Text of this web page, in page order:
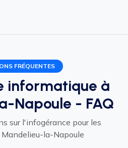
FRÉQUENTES
informatique à
Napoule - FAQ
sur l'infogérance pour les
la-Napoule